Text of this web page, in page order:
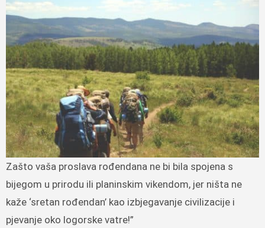
Zašto vaša proslava rođendana ne bi bila spojena s
bijegom u prirodu ili planinskim vikendom, jer ništa ne
kaže ‘sretan rođendan’ kao izbjegavanje civilizacije i
pjevanje oko logorske vatre!”